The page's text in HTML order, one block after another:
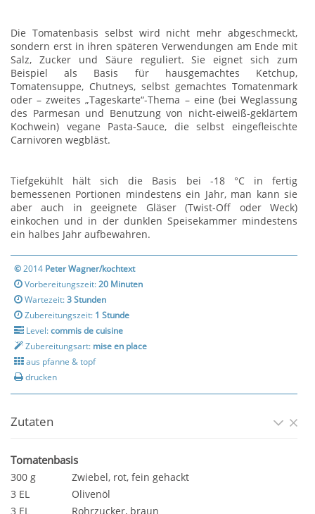
Die Tomatenbasis selbst wird nicht mehr abgeschmeckt,
sondern erst in ihren späteren Verwendungen am Ende mit
Salz, Zucker und Säure reguliert. Sie eignet sich zum
Beispiel als Basis für hausgemachtes Ketchup,
Tomatensuppe, Chutneys, selbst gemachtes Tomatenmark
oder – zweites „Tageskarte“-Thema – eine (bei Weglassung
des Parmesan und Benutzung von nicht-eiweiß-geklärtem
Kochwein) vegane Pasta-Sauce, die selbst eingefleischte
Carnivoren wegbläst.
Tiefgekühlt hält sich die Basis bei -18 °C in fertig
bemessenen Portionen mindestens ein Jahr, man kann sie
aber auch in geeignete Gläser (Twist-Off oder Weck)
einkochen und in der dunklen Speisekammer mindestens
ein halbes Jahr aufbewahren.
©2014 Peter Wagner/kochtext
Vorbereitungszeit:20 Minuten
Wartezeit:3 Stunden
Zubereitungszeit: 1 Stunde
Level:commis de cuisine
Zubereitungsart: mise en place
aus pfanne & topf
drucken
Zutaten
Tomatenbasis
300 g
Zwiebel, rot, fein gehackt
3 EL
Olivenöl
3 EL
Rohrzucker, braun